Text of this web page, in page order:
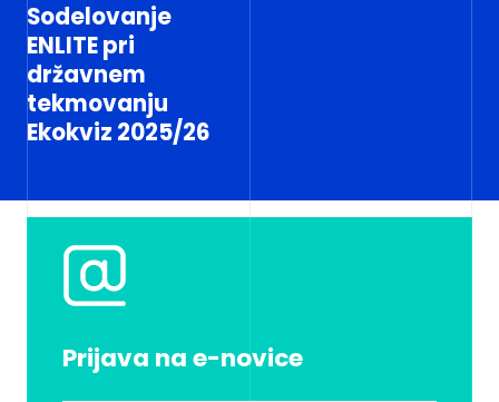
Sodelovanje
ENLITE pri
državnem
tekmovanju
Ekokviz 2025/26
Prijava na e-novice